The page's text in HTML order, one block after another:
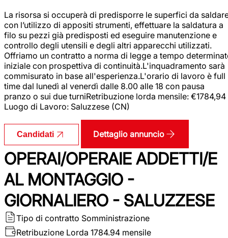
La risorsa si occuperà di predisporre le superfici da
con l’utilizzo di appositi strumenti, effettuare la saldatura a
filo su pezzi già predisposti ed eseguire manutenzione e
controllo degli utensili e degli altri apparecchi utilizzati.
Offriamo un contratto a norma di legge a tempo
iniziale con prospettiva di continuità.L'inquadramento sarà
commisurato in base all'esperienza.L'orario di lavoro è full
time dal lunedì al venerdì dalle 8.00 alle 18 con pausa
pranzo o sui due turniRetribuzione lorda mensile: €1784,94
Luogo di Lavoro: Saluzzese (CN)
Candidati Dettaglio annuncio
OPERAI/OPERAIE ADDETTI/E
AL MONTAGGIO -
GIORNALIERO - SALUZZESE
Tipo di contratto Somministrazione
Retribuzione Lorda 1784.94 mensile